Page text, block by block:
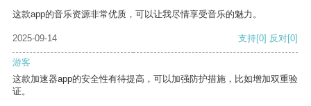
这款app的音乐资源非常优质，可以让我尽情享受音乐的魅力。
2025-09-14 支持[0] 反对[0]
游客
这款加速器app的安全性有待提高，可以加强防护措施，比如增加双重验
证。